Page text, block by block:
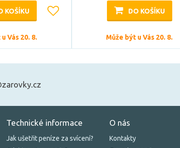
KOŠÍKU
Vás 20. 8.
DO KOŠÍKU
Může být u Vás 20. 8.
Technické informace
Jak ušetřit peníze za svícení?
O nás
Kontakty